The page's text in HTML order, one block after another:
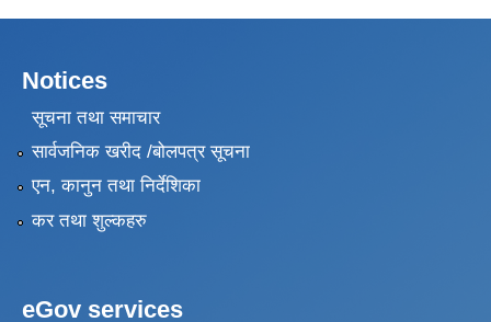
Notices
सूचना तथा समाचार
सार्वजनिक खरीद /बोलपत्र सूचना
एन, कानुन तथा निर्देशिका
कर तथा शुल्कहरु
eGov services